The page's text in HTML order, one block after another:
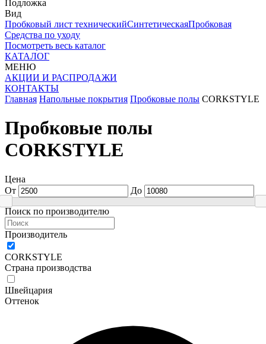
Подложка
Вид
Пробковый лист техническийСинтетическаяПробковая
Средства по уходу
Посмотреть весь каталог
КАТАЛОГ
МЕНЮ
АКЦИИ И РАСПРОДАЖИ
КОНТАКТЫ
Главная Напольные покрытия Пробковые полы CORKSTYLE
Пробковые полы
CORKSTYLE
Цена
От
До
Поиск по производителю
Производитель
CORKSTYLE
Страна производства
Швейцария
Оттенок